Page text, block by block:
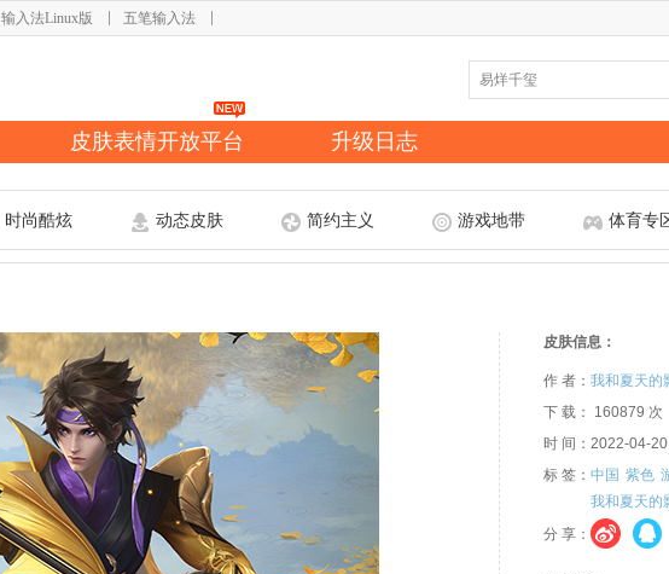
输入法Linux版 五笔输入法
皮肤表情开放平台 升级日志
时尚酷炫 动态皮肤 简约主义 游戏地带 体育专
皮肤信息：
作 者： 我和夏天的
下 载： 160879 次
时 间：2022-04-
标 签： 中国 紫色
我和夏天的
分 享：